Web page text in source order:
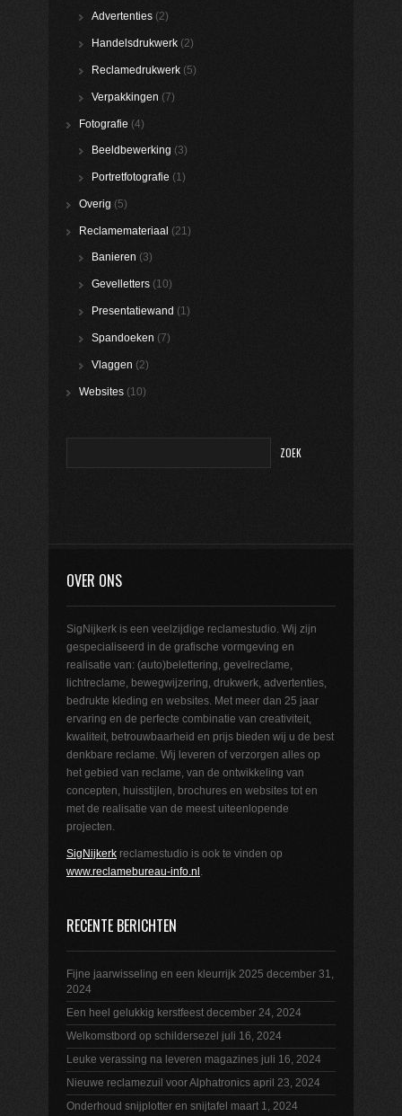
Advertenties (2)
Handelsdrukwerk (2)
Reclamedrukwerk (5)
Verpakkingen (7)
Fotografie (4)
Beeldbewerking (3)
Portretfotografie (1)
Overig (5)
Reclamemateriaal (21)
Banieren (3)
Gevelletters (10)
Presentatiewand (1)
Spandoeken (7)
Vlaggen (2)
Websites (10)
OVER ONS
SigNijkerk is een veelzijdige reclamestudio. Wij zijn
gespecialiseerd in de grafische vormgeving en
realisatie van: (auto)belettering, gevelreclame,
lichtreclame, bewegwijzering, drukwerk, advertenties,
bedrukte kleding en websites. Met meer dan 25 jaar
ervaring en de perfecte combinatie van creativiteit,
kwaliteit, betrouwbaarheid en prijs bieden wij u de best
denkbare reclame. Wij leveren of verzorgen alles op
het gebied van reclame, van de ontwikkeling van
concepten, huisstijlen, brochures en websites tot en
met de realisatie van de meest uiteenlopende
projecten.
SigNijkerk reclamestudio is ook te vinden op
www.reclamebureau-info.nl .
RECENTE BERICHTEN
Fijne jaarwisseling en een kleurrijk 2025 december 31,
2024
Een heel gelukkig kerstfeest december 24, 2024
Welkomstbord op schildersezel juli 16, 2024
Leuke verassing na leveren magazines juli 16, 2024
Nieuwe reclamezuil voor Alphatronics april 23, 2024
Onderhoud snijplotter en snijtafel maart 1, 2024